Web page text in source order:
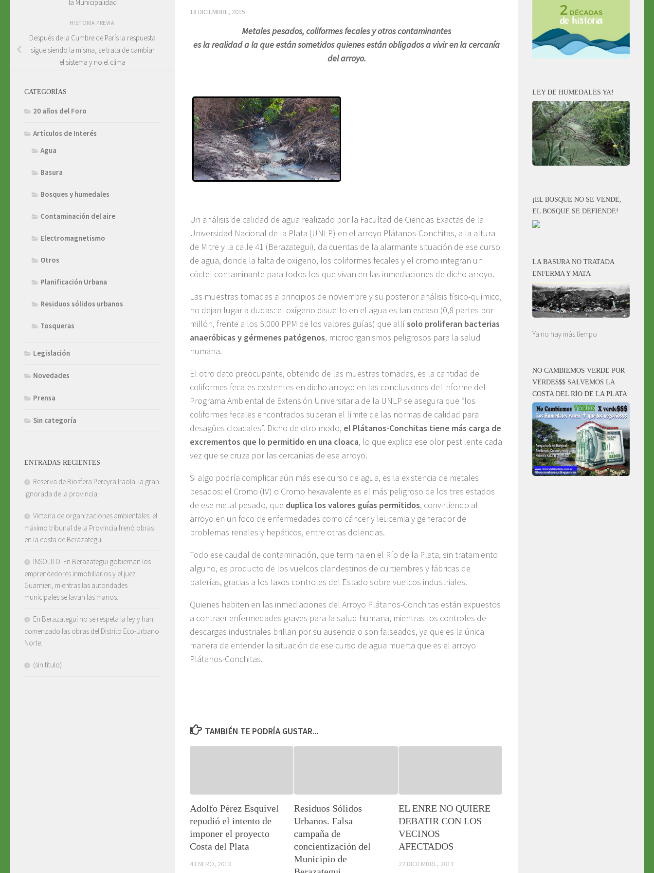
18 DICIEMBRE, 2015
Metales pesados, coliformes fecales y otros contaminantes
es la realidad a la que están sometidos quienes están obligados a vivir en la cercanía
del arroyo.
Un análisis de calidad de agua realizado por la Facultad de Ciencias Exactas de la
Universidad Nacional de la Plata (UNLP) en el arroyo Plátanos-Conchitas, a la altura
de Mitre y la calle 41 (Berazategui), da cuentas de la alarmante situación de ese curso
de agua, donde la falta de oxígeno, los coliformes fecales y el cromo integran un
cóctel contaminante para todos los que vivan en las inmediaciones de dicho arroyo.
Las muestras tomadas a principios de noviembre y su posterior análisis físico-químico,
no dejan lugar a dudas: el oxígeno disuelto en el agua es tan escaso (0,8 partes por
millón, frente a los 5.000 PPM de los valores guías) que allísolo proliferan bacterias
anaeróbicas y gérmenes patógenos, microorganismos peligrosos para la salud
humana.
El otro dato preocupante, obtenido de las muestras tomadas, es la cantidad de
coliformes fecales existentes en dicho arroyo: en las conclusiones del informe del
Programa Ambiental de Extensión Universitaria de la UNLP se asegura que “los
coliformes fecales encontrados superan el límite de las normas de calidad para
desagües cloacales”. Dicho de otro modo, el Plátanos-Conchitas tiene más carga de
excrementos que lo permitido en una cloaca, lo que explica ese olor pestilente cada
vez que se cruza por las cercanías de ese arroyo.
Si algo podría complicar aún más ese curso de agua, es la existencia de metales
pesados: el Cromo (IV) o Cromo hexavalente es el más peligroso de los tres estados
de ese metal pesado, que duplica los valores guías permitidos, convirtiendo al
arroyo en un foco de enfermedades como cáncer y leucemia y generador de
problemas renales y hepáticos, entre otras dolencias.
Todo ese caudal de contaminación, que termina en el Río de la Plata, sin tratamiento
alguno, es producto de los vuelcos clandestinos de curtiembres y fábricas de
baterías, gracias a los laxos controles del Estado sobre vuelcos industriales.
Quienes habiten en las inmediaciones del Arroyo Plátanos-Conchitas están expuestos
a contraer enfermedades graves para la salud humana, mientras los controles de
descargas industriales brillan por su ausencia o son falseados, ya que es la única
manera de entender la situación de ese curso de agua muerta que es el arroyo
Plátanos-Conchitas.
TAMBIÉN TE PODRÍA GUSTAR...
Adolfo Pérez Esquivel
repudió el intento de
imponer el proyecto
Costa del Plata
4 ENERO, 2013
Residuos Sólidos
Urbanos. Falsa
campaña de
concientización del
Municipio de
EL ENRE NO QUIERE
DEBATIR CON LOS
VECINOS
AFECTADOS
22 DICIEMBRE, 2011
la Municipalidad
HISTORIA PREVIA
Después de la Cumbre de París la respuesta
sigue siendo la misma, se trata de cambiar
el sistema y no el clima
CATEGORÍAS
20 años del Foro
Artículos de Interés
Agua
Basura
Bosques y humedales
Contaminación del aire
Electromagnetismo
Otros
Planificación Urbana
Residuos sólidos urbanos
Tosqueras
Legislación
Novedades
Prensa
Sin categoría
ENTRADAS RECIENTES
Reserva de Biosfera Pereyra Iraola: la gran
ignorada de la provincia
Victoria de organizaciones ambientales: el
máximo tribunal de la Provincia frenó obras
en la costa de Berazategui.
INSOLITO. En Berazategui gobiernan los
emprendedores inmobiliarios y el juez
Guarnieri, mientras las autoridades
municipales se lavan las manos.
En Berazategui no se respeta la ley y han
comenzado las obras del Distrito Eco-Urbano
Norte.
(sin título)
LEY DE HUMEDALES YA!
¡EL BOSQUE NO SE VENDE,
EL BOSQUE SE DEFIENDE!
LA BASURA NO TRATADA
ENFERMA Y MATA
Ya no hay más tiempo
NO CAMBIEMOS VERDE POR
VERDE$$$ SALVEMOS LA
COSTA DEL RÍO DE LA PLATA